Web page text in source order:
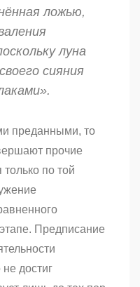
ложью,
луна
сияния
преданными, то
прочие
по той
Предписание
достиг